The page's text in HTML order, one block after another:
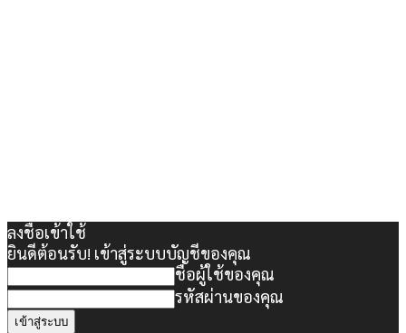
ลงชื่อเข้าใช้
ยินดีต้อนรับ! เข้าสู่ระบบบัญชีของคุณ
ชื่อผู้ใช้ของคุณ
รหัสผ่านของคุณ